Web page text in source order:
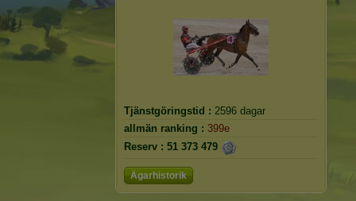
Tjänstgöringstid : 2596 dagar
allmän ranking : 399e
Reserv : 51 373 479
Ägarhistorik